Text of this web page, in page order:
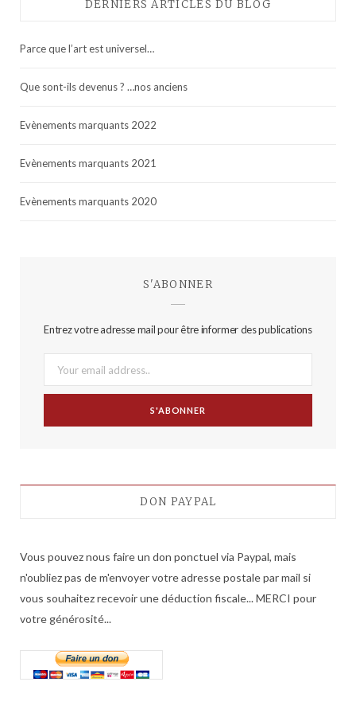
DERNIERS ARTICLES DU BLOG
Parce que l’art est universel…
Que sont-ils devenus ? …nos anciens
Evènements marquants 2022
Evènements marquants 2021
Evènements marquants 2020
S'ABONNER
Entrez votre adresse mail pour être informer des publications
DON PAYPAL
Vous pouvez nous faire un don ponctuel via Paypal, mais
n'oubliez pas de m'envoyer votre adresse postale par mail si
vous souhaitez recevoir une déduction fiscale... MERCI pour
votre générosité...